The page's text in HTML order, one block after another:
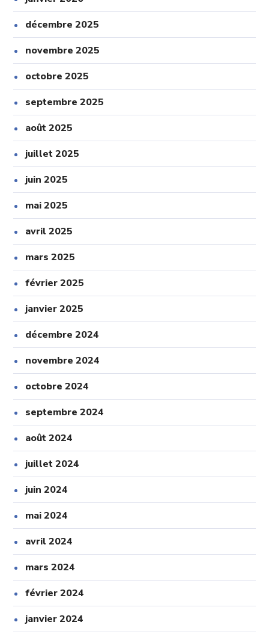
décembre 2025
novembre 2025
octobre 2025
septembre 2025
août 2025
juillet 2025
juin 2025
mai 2025
avril 2025
mars 2025
février 2025
janvier 2025
décembre 2024
novembre 2024
octobre 2024
septembre 2024
août 2024
juillet 2024
juin 2024
mai 2024
avril 2024
mars 2024
février 2024
janvier 2024